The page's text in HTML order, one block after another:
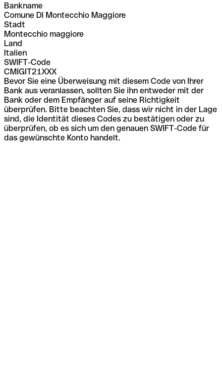
Bankname
Comune DI Montecchio Maggiore
Stadt
Montecchio maggiore
Land
Italien
SWIFT-Code
CMIGIT21XXX
Bevor Sie eine Überweisung mit diesem Code von Ihrer
Bank aus veranlassen, sollten Sie ihn entweder mit der
Bank oder dem Empfänger auf seine Richtigkeit
überprüfen. Bitte beachten Sie, dass wir nicht in der Lage
sind, die Identität dieses Codes zu bestätigen oder zu
überprüfen, ob es sich um den genauen SWIFT-Code für
das gewünschte Konto handelt.